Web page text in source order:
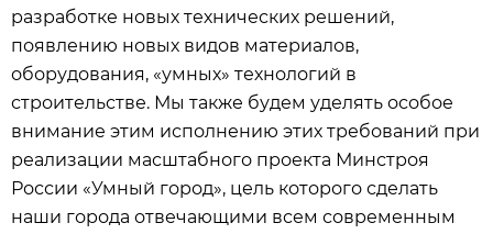
разработке новых технических решений,
появлению новых видов материалов,
оборудования, «умных» технологий в
строительстве. Мы также будем уделять особое
внимание этим исполнению этих требований при
реализации масштабного проекта Минстроя
России «Умный город», цель которого сделать
наши города отвечающими всем современным